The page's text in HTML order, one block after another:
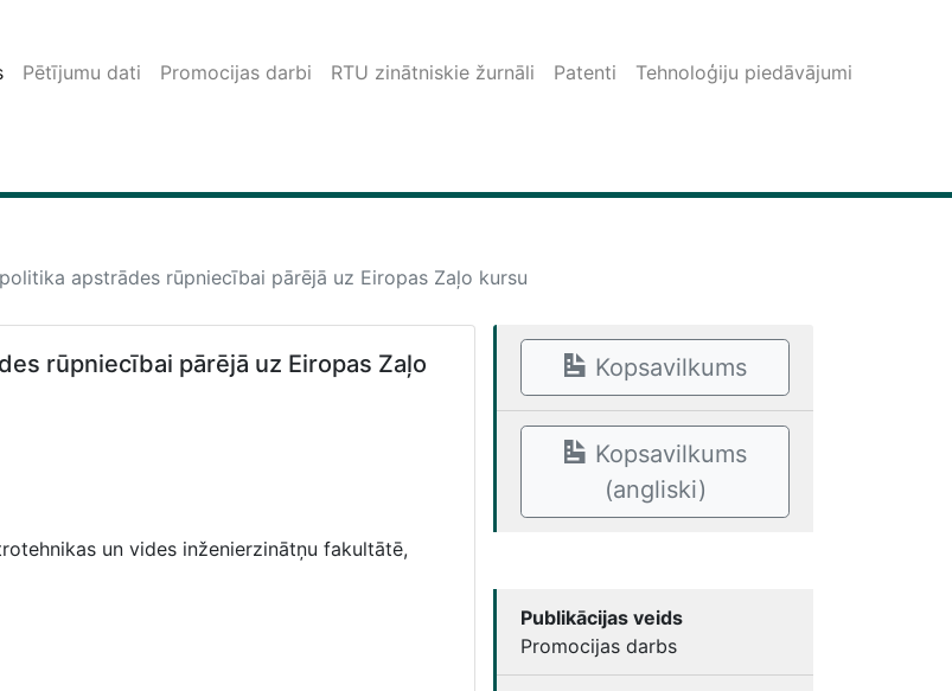
Pētījumu dati Promocijas darbi RTU zinātniskie žurnāli Patenti
Tehnoloģiju piedāvājumi
apstrādes rūpniecībai pārējā uz Eiropas Zaļo kursu
rūpniecībai pārējā uz Eiropas Zaļo
un vides inženierzinātņu fakultātē,
Kopsavilkums
Kopsavilkums
(angliski)
Publikācijas veids
Promocijas darbs